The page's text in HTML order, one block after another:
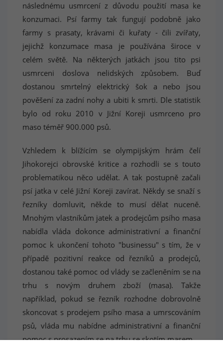
následnému usmrcení z důvodu použití masa ke
konzumaci. Psí farmy tak fungují podobně jako
farmy s prasaty, krávami či kuřaty - čili zvířaty,
jejichž konzumace masa je používána široce v
celém světě. Na některých jatkách jsou tito psi
usmrceni doslova nelidských způsobem. Buď
dostanou smrtelný elektrický šok a nebo jsou
pověšení za zadní nohy a ubiti k smrti. Dle statistik
bylo od roku 2010 v Jižní Koreji usmrceno pro
maso téměř 900.000 psů.
Vzhledem k blížícím se olympijským hrám čelí
Jihokorejci obrovské kritice a rozhodli se s touto
problematikou něco udělat. A tak postupně začali
psí jatka v celé Jižní Koreji zavírat. Někdy se snaží s
řezníky domluvit, někde to musí dělat nuceně.
Mnohým vlastníkům jatek a prodejcům psího masa
nabídla vláda dokonce administrativní a finanční
pomoc k ukončení tohoto "businessu" s tím, že v
případě pozitivní reakce od řezníků a prodejců,
dostanou také pomoc od vlády se začleněním se na
trhu s novým druhem zboží (masa). Takže
například, pokud se řezník rozhodne dobrovolně
skoncovat s prodejem psího masa a umrscováním
psů, vláda mu nabídne administrativní a finanční
pomoc s prosazením se na trhu se skotím masem.